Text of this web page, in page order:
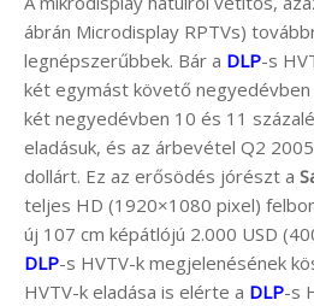
ábrán Microdisplay RPTVs)
legnépszerűbbek. Bár a DLP-s
két egymást követő
két negyedévben 10 és 11
eladásuk, és az árbevétel Q2
dollárt. Ez az erősödés jórészt a
teljes HD (1920×1080 pixel)
új 107 cm képátlójú 2.000 USD
DLP-s HVTV-k megjelenésének
HVTV-k eladása is elérte a DLP-s